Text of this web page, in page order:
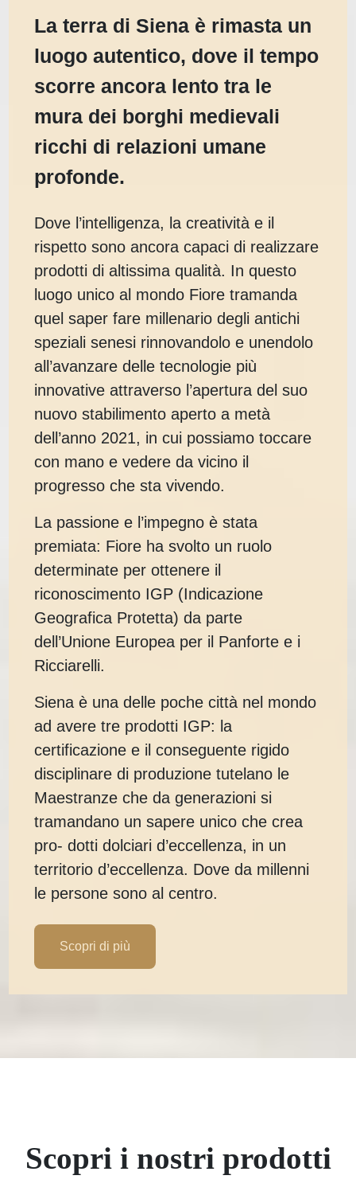
La terra di Siena è rimasta un
luogo autentico, dove il tempo
scorre ancora lento tra le
mura dei borghi medievali
ricchi di relazioni umane
profonde.
Dove l’intelligenza, la creatività e il
rispetto sono ancora capaci di realizzare
prodotti di altissima qualità. In questo
luogo unico al mondo Fiore tramanda
quel saper fare millenario degli antichi
speziali senesi rinnovandolo e unendolo
all’avanzare delle tecnologie più
innovative attraverso l’apertura del suo
nuovo stabilimento aperto a metà
dell’anno 2021, in cui possiamo toccare
con mano e vedere da vicino il
progresso che sta vivendo.
La passione e l’impegno è stata
premiata: Fiore ha svolto un ruolo
determinate per ottenere il
riconoscimento IGP (Indicazione
Geografica Protetta) da parte
dell’Unione Europea per il Panforte e i
Ricciarelli.
Siena è una delle poche città nel mondo
ad avere tre prodotti IGP: la
certificazione e il conseguente rigido
disciplinare di produzione tutelano le
Maestranze che da generazioni si
tramandano un sapere unico che crea
pro- dotti dolciari d’eccellenza, in un
territorio d’eccellenza. Dove da millenni
le persone sono al centro.
Scopri di più
Scopri i nostri prodotti